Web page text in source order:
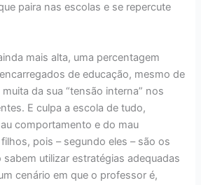
paira nas escolas e se repercute
mais alta, uma percentagem
de educação, mesmo de
da sua “tensão interna” nos
E culpa a escola de tudo,
comportamento e do mau
pois – segundo eles – são os
utilizar estratégias adequadas
cenário em que o professor é,